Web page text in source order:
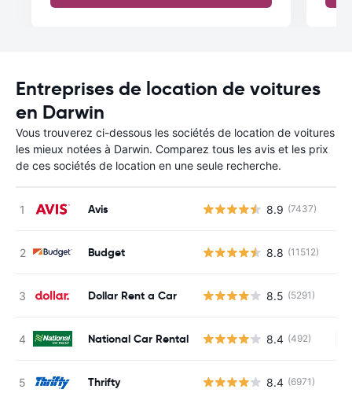
Entreprises de location de voitures
en Darwin
Vous trouverez ci-dessous les sociétés de location de voitures
les mieux notées à Darwin. Comparez tous les avis et les prix
de ces sociétés de location en une seule recherche.
Avis 8.9 (7437)
Budget 8.8 (11512)
Dollar Rent a Car 8.5 (5291)
National Car Rental 8.4 (492)
Thrifty 8.4 (6971)